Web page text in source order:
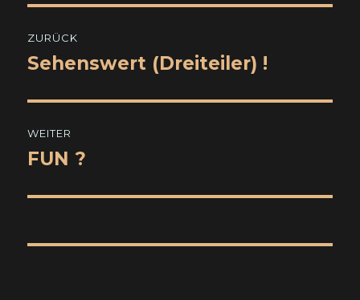
ZURÜCK
Vorheriger
Sehenswert (Dreiteiler) !
WEITER
Nächster
FUN ?